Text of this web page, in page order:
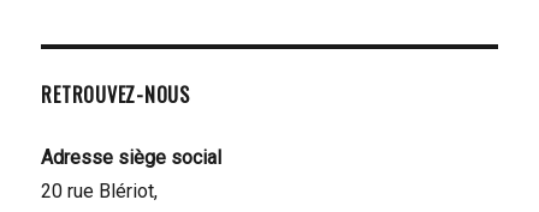
RETROUVEZ-NOUS
Adresse siège social
20 rue Blériot,